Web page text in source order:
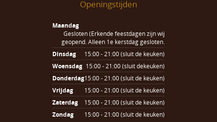
Openingstijden
Maandag
Gesloten (Erkende feestdagen zijn wij
geopend. Alleen 1e kerstdag gesloten.
Dinsdag
15:00 - 21:00 (sluit de keuken)
Woensdag 15:00 - 21:00 (sluit dekeuken)
Donderdag15:00 - 21:00 (sluit de keuken)
Vrijdag
15:00 - 21:00 (sluit de keuken)
Zaterdag
15:00 - 21:00 (sluit de keuken)
Zondag
15:00 - 21:00 (sluit de keuken)